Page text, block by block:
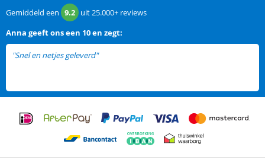
Gemiddeld een 9.2 uit25.000+ reviews
Anna geeft ons een 10 en zegt:
"Snel en netjes geleverd"